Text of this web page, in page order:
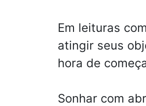
Em leituras
atingir seus
hora de
Sonhar com